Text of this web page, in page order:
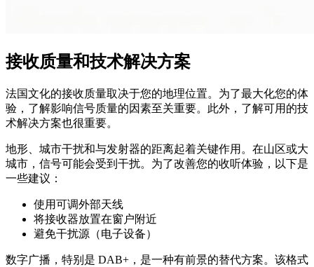
接收质量和技术解决方案
法国文化的接收质量取决于您的地理位置。为了最大化您的体
验，了解影响信号质量的因素至关重要。此外，了解可用的技
术解决方案也很重要。
地形、城市干扰和与发射器的距离起着关键作用。在山区或大
城市，信号可能会受到干扰。为了改善您的收听体验，以下是
一些建议：
使用可调外部天线
将接收器放置在窗户附近
避免干扰源（电子设备）
数字广播，特别是 DAB+，是一种有前景的替代方案。该格式